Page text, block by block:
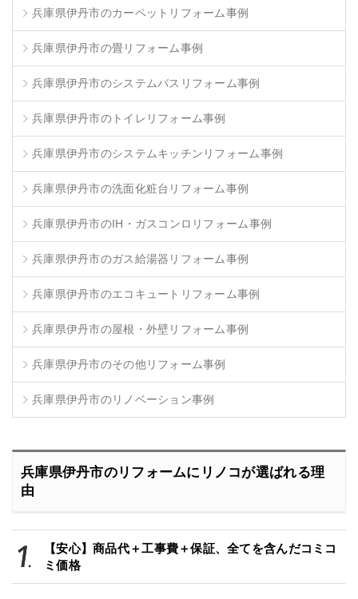
兵庫県伊丹市のカーペットリフォーム事例
兵庫県伊丹市の畳リフォーム事例
兵庫県伊丹市のシステムバスリフォーム事例
兵庫県伊丹市のトイレリフォーム事例
兵庫県伊丹市のシステムキッチンリフォーム事例
兵庫県伊丹市の洗面化粧台リフォーム事例
兵庫県伊丹市のIH・ガスコンロリフォーム事例
兵庫県伊丹市のガス給湯器リフォーム事例
兵庫県伊丹市のエコキュートリフォーム事例
兵庫県伊丹市の屋根・外壁リフォーム事例
兵庫県伊丹市のその他リフォーム事例
兵庫県伊丹市のリノベーション事例
兵庫県伊丹市のリフォームにリノコが選ばれる理
由
【安心】商品代＋工事費＋保証、全てを含んだコミコ
ミ価格